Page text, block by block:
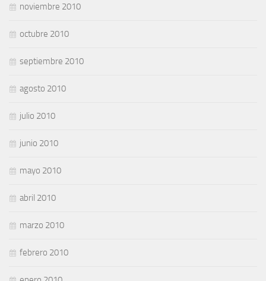
noviembre 2010
octubre 2010
septiembre 2010
agosto 2010
julio 2010
junio 2010
mayo 2010
abril 2010
marzo 2010
febrero 2010